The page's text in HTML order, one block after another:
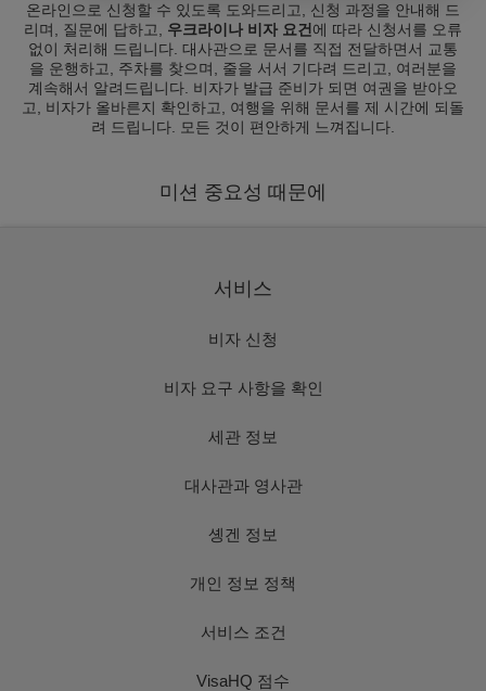
온라인으로 신청할 수 있도록 도와드리고, 신청 과정을 안내해 드
리며, 질문에 답하고, 우크라이나 비자 요건 에 따라 신청서를 오류
없이 처리해 드립니다. 대사관으로 문서를 직접 전달하면서 교통
을 운행하고, 주차를 찾으며, 줄을 서서 기다려 드리고, 여러분을
계속해서 알려드립니다. 비자가 발급 준비가 되면 여권을 받아오
고, 비자가 올바른지 확인하고, 여행을 위해 문서를 제 시간에 되돌
려 드립니다. 모든 것이 편안하게 느껴집니다.
미션 중요성 때문에
서비스
비자 신청
비자 요구 사항을 확인
세관 정보
대사관과 영사관
솅겐 정보
개인 정보 정책
서비스 조건
VisaHQ 점수